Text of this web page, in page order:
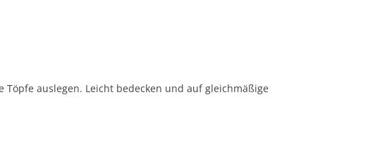
Töpfe auslegen. Leicht bedecken und auf gleichmäßige